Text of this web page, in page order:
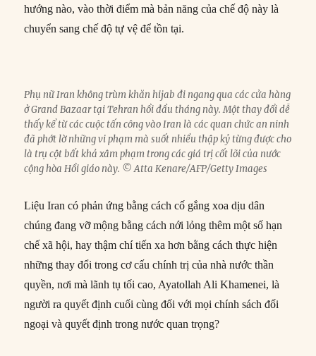
hướng nào, vào thời điểm mà bản năng của chế độ này là
chuyển sang chế độ tự vệ để tồn tại.
Phụ nữ Iran không trùm khăn hijab đi ngang qua các cửa hàng
ở Grand Bazaar tại Tehran hồi đầu tháng này. Một thay đổi dễ
thấy kể từ các cuộc tấn công vào Iran là các quan chức an ninh
đã phớt lờ những vi phạm mà suốt nhiều thập kỷ từng được cho
là trụ cột bất khả xâm phạm trong các giá trị cốt lõi của nước
cộng hòa Hồi giáo này. © Atta Kenare/AFP/Getty Images
Liệu Iran có phản ứng bằng cách cố gắng xoa dịu dân
chúng đang vỡ mộng bằng cách nới lỏng thêm một số hạn
chế xã hội, hay thậm chí tiến xa hơn bằng cách thực hiện
những thay đổi trong cơ cấu chính trị của nhà nước thần
quyền, nơi mà lãnh tụ tối cao, Ayatollah Ali Khamenei, là
người ra quyết định cuối cùng đối với mọi chính sách đối
ngoại và quyết định trong nước quan trọng?